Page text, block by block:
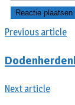
Previous article
Next article